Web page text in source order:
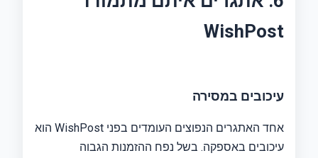
WishPost
עיכובים במסירה
אחד האתגרים הנפוצים העומדים בפני WishPost הוא
עיכובים באספקה. בשל נפח ההזמנות הגבוה